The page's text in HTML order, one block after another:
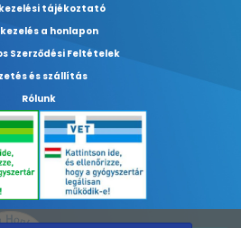
tájékoztató
a honlapon
Szerződési Feltételek
és szállítás
Rólunk